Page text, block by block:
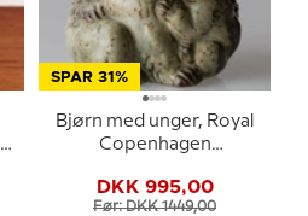
SPAR 31%
Bjørn med unger, Royal
Copenhagen
DKK 995,00
Før: DKK 1449,00